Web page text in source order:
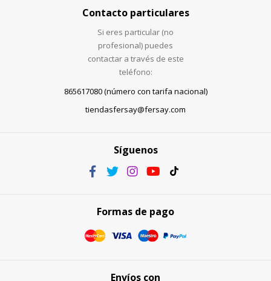
Contacto particulares
Si eres particular (no
profesional) puedes
contactar a través de este
teléfono:
865617080 (número con tarifa nacional)
tiendasfersay@fersay.com
Síguenos
Formas de pago
Envíos con